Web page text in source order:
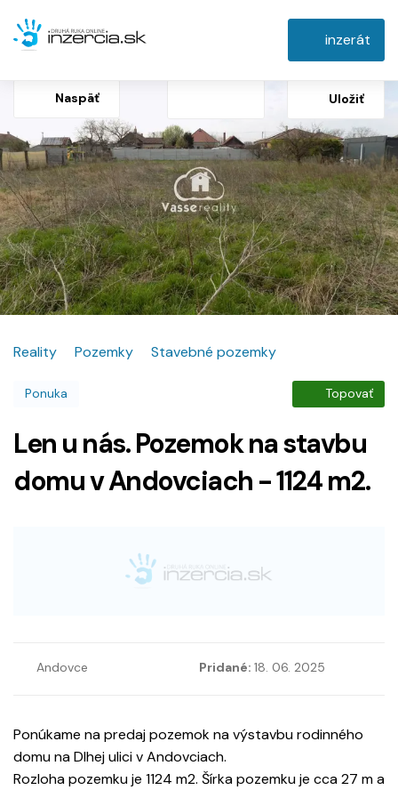
inzerát
Naspäť Uložiť
Reality Pozemky Stavebné pozemky
Ponuka Topovať
Len u nás. Pozemok na stavbu
domu v Andovciach - 1124 m2.
Andovce Pridané: 18. 06. 2025
Ponúkame na predaj pozemok na výstavbu rodinného
domu na Dlhej ulici v Andovciach.
Rozloha pozemku je 1124 m2. Šírka pozemku je cca 27 m a